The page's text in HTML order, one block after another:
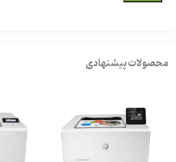
محصولات پیشنهادی